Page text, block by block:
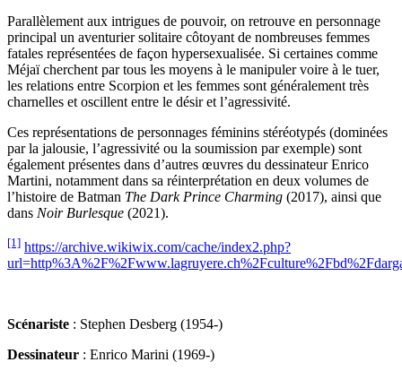
Parallèlement aux intrigues de pouvoir, on retrouve en personnage
principal un aventurier solitaire côtoyant de nombreuses femmes
fatales représentées de façon hypersexualisée. Si certaines comme
Méjaï cherchent par tous les moyens à le manipuler voire à le tuer,
les relations entre Scorpion et les femmes sont généralement très
charnelles et oscillent entre le désir et l’agressivité.
Ces représentations de personnages féminins stéréotypés (dominées
par la jalousie, l’agressivité ou la soumission par exemple) sont
également présentes dans d’autres œuvres du dessinateur Enrico
Martini, notamment dans sa réinterprétation en deux volumes de
l’histoire de Batman The Dark Prince Charming (2017), ainsi que
dans Noir Burlesque (2021).
[1] https://archive.wikiwix.com/cache/index2.php?
Scénariste : Stephen Desberg (1954-)
Dessinateur : Enrico Marini (1969-)